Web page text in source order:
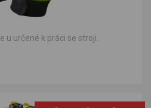
u určené k práci se stroji.